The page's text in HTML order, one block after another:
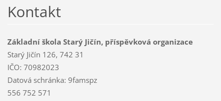
Kontakt
Základní škola Starý Jičín, příspěvková organizace
Starý Jičín 126, 742 31
IČO: 70982023
Datová schránka: 9famspz
556 752 571